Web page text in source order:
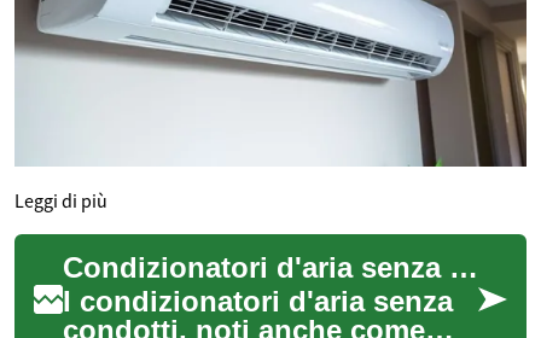
Leggi di più
Condizionatori d'aria senza condotti: comfort ed efficienza
I condizionatori d'aria senza
condotti, noti anche come